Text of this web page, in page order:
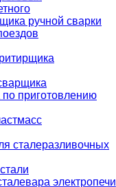
ручной сварки
приготовлению
сталеразливочных
электропечи